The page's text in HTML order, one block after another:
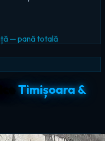
Timișoara &